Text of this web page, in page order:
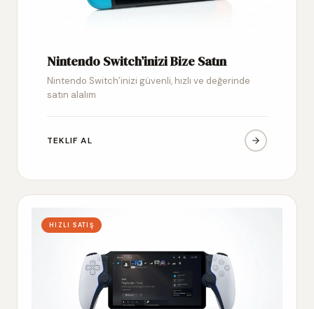
Nintendo Switch’inizi Bize Satın
Nintendo Switch’inizi güvenli, hızlı ve değerinde
satın alalım
TEKLIF AL
HIZLI SATIŞ